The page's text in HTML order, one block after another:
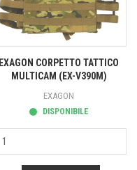
EXAGON CORPETTO TATTICO
MULTICAM (EX-V390M)
EXAGON
DISPONIBILE